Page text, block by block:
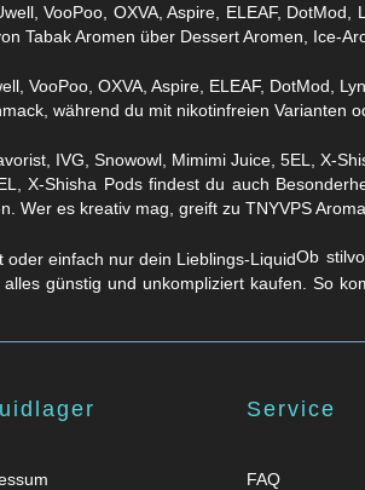
VooPoo, OXVA, Aspire, ELEAF,
Tabak Aromen über Dessert Aromen, Ice-
während du mit nikotinfreien Varianten
X-Shisha Pods findest du auch
Wer es kreativ mag, greift zu TNYVPS
Ob
günstig und unkompliziert kaufen. So
Service
FAQ